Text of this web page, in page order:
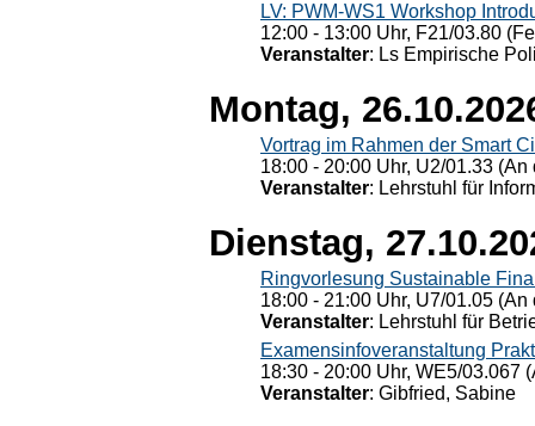
LV: PWM-WS1 Workshop
12:00 - 13:00 Uhr, F21/03.80
Veranstalter: Ls Empirische
Montag,
Vortrag im Rahmen der Smart
18:00 - 20:00 Uhr, U2/01.33
Veranstalter: Lehrstuhl für
Dienstag,
Ringvorlesung Sustainable
18:00 - 21:00 Uhr, U7/01.05
Veranstalter: Lehrstuhl für
Examensinfoveranstaltung
18:30 - 20:00 Uhr, WE5/03.067
Veranstalter: Gibfried, Sabine